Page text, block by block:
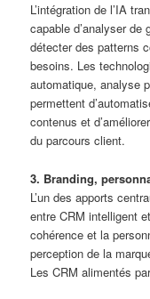
L’intégration de l’IA
capable d’analyser
détecter des patterns
besoins. Les
automatique, analyse
permettent
contenus et
du parcours client.
3. Branding,
L’un des apports
entre CRM intelligent
cohérence et la
perception de la
Les CRM alimentés